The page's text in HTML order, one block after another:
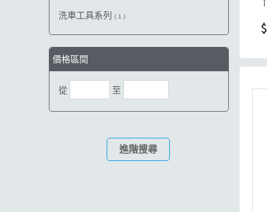
洗車工具系列 ( 1 )
價格區間
從 至
進階搜尋